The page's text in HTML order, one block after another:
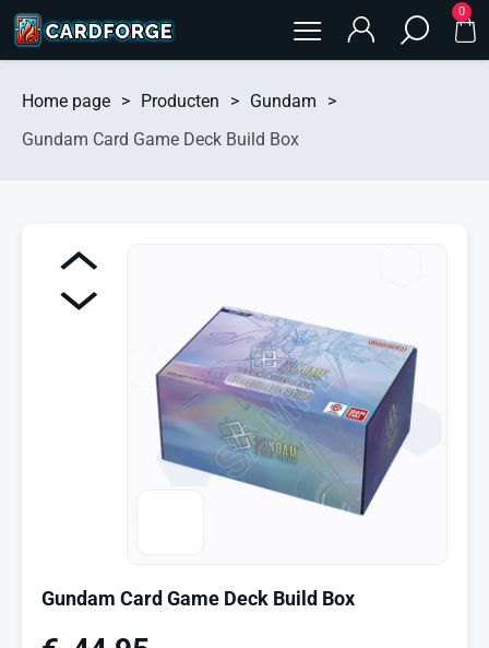
0
Home page > Producten > Gundam
>
Gundam Card Game Deck Build Box
Gundam Card Game Deck Build Box